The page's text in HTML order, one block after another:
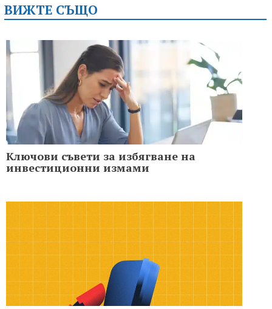
ВИЖТЕ СЪЩО
Ключови съвети за избягване на
инвестиционни измами